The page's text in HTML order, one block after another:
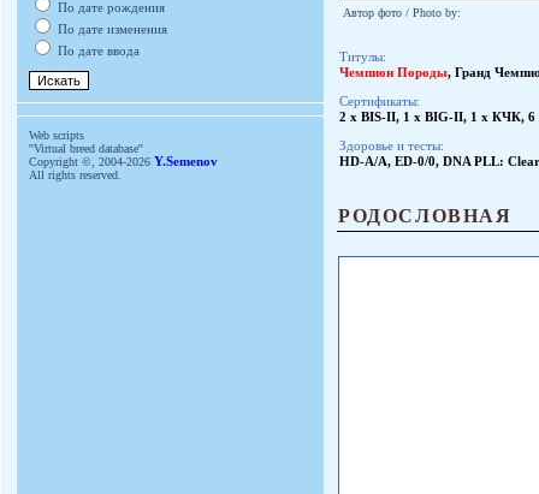
По дате рождения
По дате изменения
По дате ввода
Web scripts
''Virtual breed database''
Copyright ©, 2004-2026 Y.Semenov
All rights reserved.
Автор фото / Photo by:
Титулы:
Чемпион Породы, Гранд
Сертификаты:
2 x BIS-II, 1 x BIG-II, 1 x КЧК, 6
Здоровье и тесты:
HD-A/A, ED-0/0, DNA PLL:
РОДОСЛОВНАЯ